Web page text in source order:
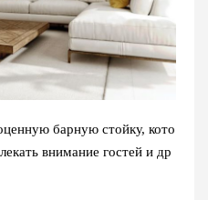
барную стойку, кото
внимание гостей и др